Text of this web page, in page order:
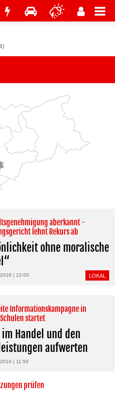
aberkannt -
lehnt Rekurs ab
ohne moralische
| 12:00 LOKAL
Informationskampagne in
startet
Handel und den
aufwerten
| 11:56
prüfen